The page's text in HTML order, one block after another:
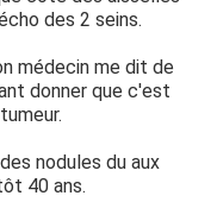
des 2 seins.
médecin me dit de
donner que c'est
nodules du aux
40 ans.